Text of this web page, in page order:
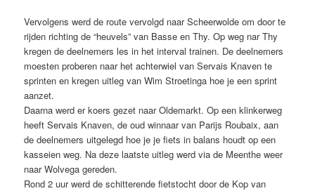
Vervolgens werd de route vervolgd naar Scheerwolde om door te
rijden richting de “heuvels” van Basse en Thy. Op weg nar Thy
kregen de deelnemers les in het interval trainen. De deelnemers
moesten proberen naar het achterwiel van Servais Knaven te
sprinten en kregen uitleg van Wim Stroetinga hoe je een sprint
aanzet.
Daarna werd er koers gezet naar Oldemarkt. Op een klinkerweg
heeft Servais Knaven, de oud winnaar van Parijs Roubaix, aan
de deelnemers uitgelegd hoe je je fiets in balans houdt op een
kasseien weg. Na deze laatste uitleg werd via de Meenthe weer
naar Wolvega gereden.
Rond 2 uur werd de schitterende fietstocht door de Kop van